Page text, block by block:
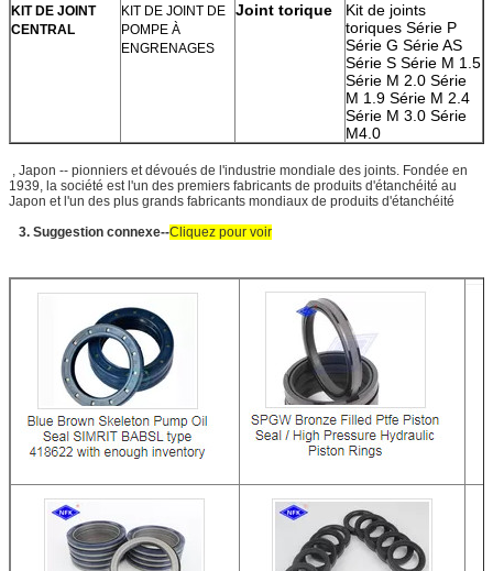
KIT DE JOINT
CENTRAL
KIT DE JOINT DE
POMPE À
ENGRENAGES
Joint torique
Kit de joints
toriques Série P
Série G Série AS
Série S Série M 1.5
Série M 2.0 Série
M 1.9 Série M 2.4
Série M 3.0 Série
M4.0
, Japon -- pionniers et dévoués de l'industrie mondiale des joints. Fondée en
1939, la société est l'un des premiers fabricants de produits d'étanchéité au
Japon et l'un des plus grands fabricants mondiaux de produits d'étanchéité
3. Suggestion connexe--Cliquez pour voir